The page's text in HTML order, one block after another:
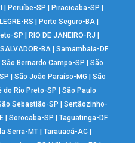
Peruíbe-SP Piracicaba-SP
RS Porto Seguro-BA
SP RIO DE JANEIRO-RJ
SALVADOR-BA| Samambaia-DF
|São Bernardo Campo-SP |São
|São João Paraíso-MG |São
do Rio Preto-SP |São Paulo
Sebastião-SP |Sertãozinho-
|Sorocaba-SP |Taguatinga-DF
Serra-MT| Tarauacá-AC|